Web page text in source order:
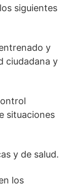
siguientes
y
ciudadana y
situaciones
y de salud.
los